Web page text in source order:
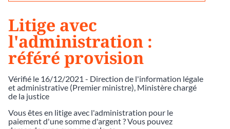
Litige avec
l'administration :
référé provision
Vérifié le 16/12/2021 - Direction de l'information légale
et administrative (Premier ministre), Ministère chargé
de la justice
Vous êtes en litige avec l'administration pour le
paiement d'une somme d'argent ? Vous pouvez